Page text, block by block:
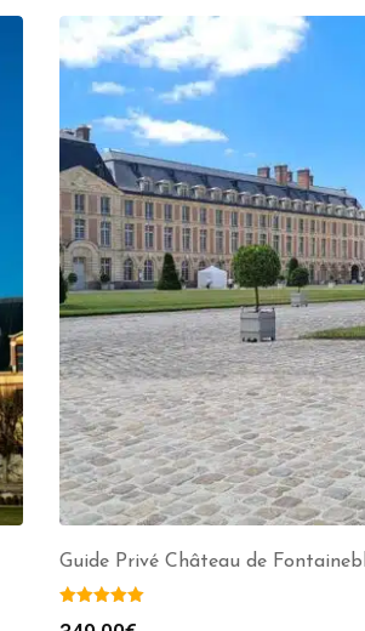
Guide Privé Château de